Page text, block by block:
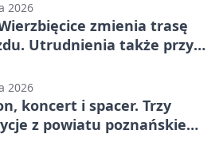
2026
zmienia trasę
Utrudnienia także przy
2026
koncert i spacer. Trzy
z powiatu poznańskiego